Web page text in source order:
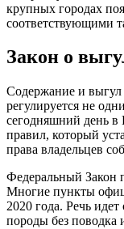
крупных городах
соответствующими
Закон о
Содержание и выгул
регулируется не
сегодняшний день в
правил, который
права владельцев
Федеральный Закон
Многие пункты
2020 года. Речь
породы без поводка